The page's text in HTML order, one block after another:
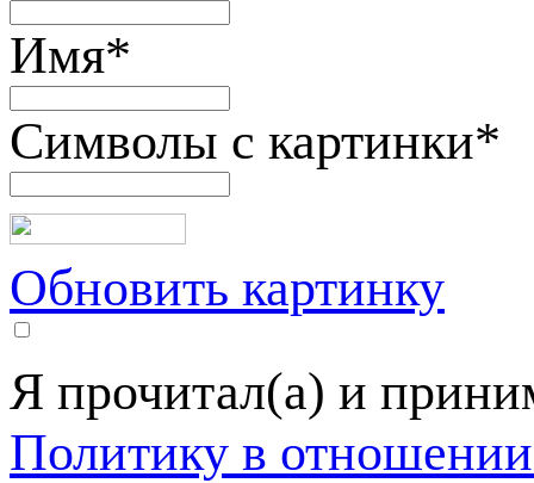
Имя*
Символы с картинки*
Обновить картинку
Я прочитал(а) и
Политику в